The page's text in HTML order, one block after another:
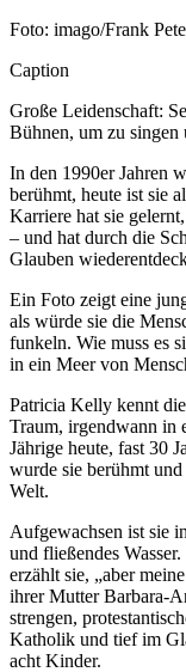
Foto: imago/Frank
Caption
Große Leidenschaft:
Bühnen, um zu singen
In den 1990er Jahren
berühmt, heute ist sie
Karriere hat sie
– und hat durch die
Glauben
Ein Foto zeigt eine
als würde sie die
funkeln. Wie muss es
in ein Meer von
Patricia Kelly kennt
Traum, irgendwann in
Jährige heute, fast 30
wurde sie berühmt
Welt.
Aufgewachsen ist sie
und fließendes
erzählt sie, „aber
ihrer Mutter Barbara-
strengen,
Katholik und tief im
acht Kinder.